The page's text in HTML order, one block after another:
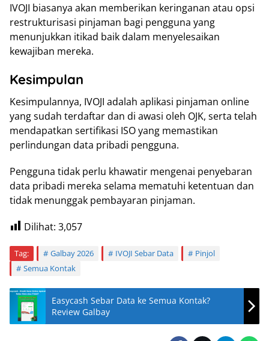
IVOJI biasanya akan memberikan keringanan atau opsi
restrukturisasi pinjaman bagi pengguna yang
menunjukkan itikad baik dalam menyelesaikan
kewajiban mereka.
Kesimpulan
Kesimpulannya, IVOJI adalah aplikasi pinjaman online
yang sudah terdaftar dan di awasi oleh OJK, serta telah
mendapatkan sertifikasi ISO yang memastikan
perlindungan data pribadi pengguna.
Pengguna tidak perlu khawatir mengenai penyebaran
data pribadi mereka selama mematuhi ketentuan dan
tidak menunggak pembayaran pinjaman.
Dilihat: 3,057
Tag: Galbay 2026 IVOJI Sebar Data
Pinjol
Semua Kontak
Easycash Sebar Data ke Semua Kontak?
Review Galbay